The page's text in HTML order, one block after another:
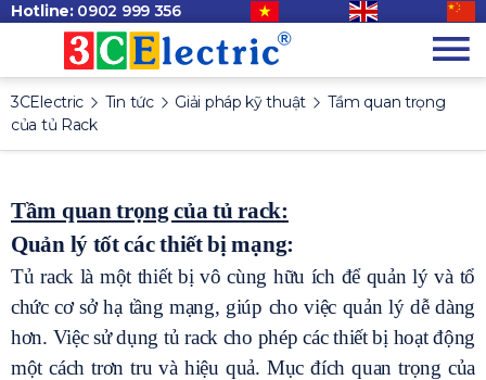
Hotline: 0902 999 356
3CElectric Tin tức Giải pháp kỹ thuật
Tầm quan trọng
của tủ Rack
Tầm quan trọng của tủ rack:
Quản lý tốt các thiết bị mạng:
Tủ rack là một thiết bị vô cùng hữu ích để quản lý và tổ
chức cơ sở hạ tầng mạng, giúp cho việc quản lý dễ dàng
hơn. Việc sử dụng tủ rack cho phép các thiết bị hoạt động
một cách trơn tru và hiệu quả. Mục đích quan trọng của